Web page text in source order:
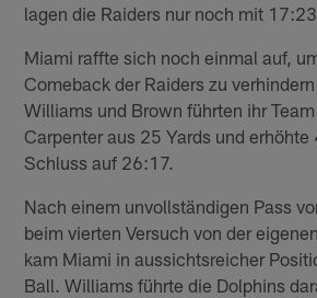
lagen die Raiders nur noch mit
Miami raffte sich noch einmal auf,
Comeback der Raiders zu verhindern
Williams und Brown führten ihr
Carpenter aus 25 Yards und
Schluss auf 26:17.
Nach einem unvollständigen Pass
beim vierten Versuch von der
kam Miami in aussichtsreicher
Ball. Williams führte die Dolphins